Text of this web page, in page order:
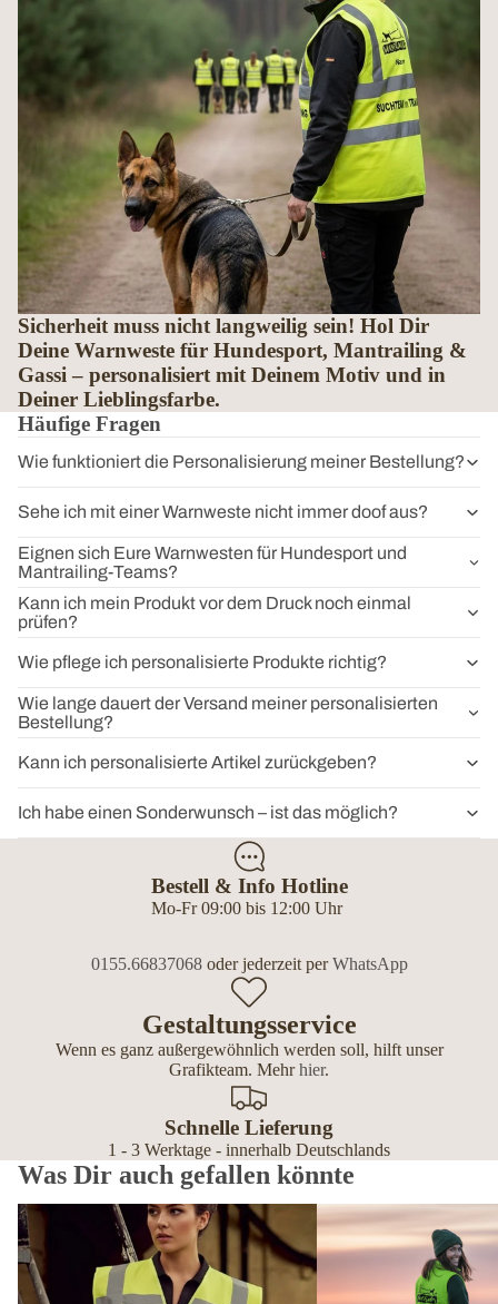
Sicherheit muss nicht langweilig sein! Hol Dir
Deine Warnweste für Hundesport, Mantrailing &
Gassi – personalisiert mit Deinem Motiv und in
Deiner Lieblingsfarbe.
Häufige Fragen
Wie funktioniert die Personalisierung meiner Bestellung?
Sehe ich mit einer Warnweste nicht immer doof aus?
Eignen sich Eure Warnwesten für Hundesport und
Mantrailing-Teams?
Kann ich mein Produkt vor dem Druck noch einmal
prüfen?
Wie pflege ich personalisierte Produkte richtig?
Wie lange dauert der Versand meiner personalisierten
Bestellung?
Kann ich personalisierte Artikel zurückgeben?
Ich habe einen Sonderwunsch – ist das möglich?
Bestell & Info Hotline
Mo-Fr 09:00 bis 12:00 Uhr
0155.66837068oder jederzeit perWhatsApp
Gestaltungsservice
Wenn es ganz außergewöhnlich werden soll, hilft unser
Grafikteam. Mehrhier.
Schnelle Lieferung
1 - 3 Werktage - innerhalb Deutschlands
Was Dir auch gefallen könnte
Premium Warnwesten personalisiert – mit Reißverschluss, Taschen
Softshell Westen